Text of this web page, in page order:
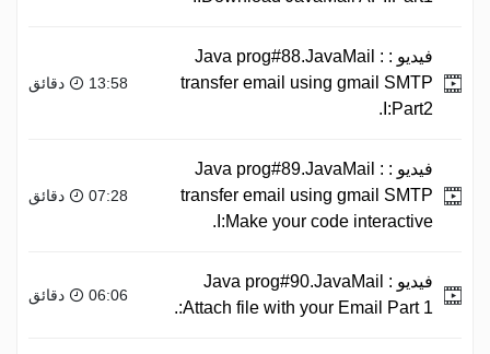
فيديو : Java prog#88.JavaMail :
transfer email using gmail SMTP
I:Part2.
13:58 دقائق
فيديو : Java prog#89.JavaMail :
transfer email using gmail SMTP
I:Make your code interactive.
07:28 دقائق
فيديو : Java prog#90.JavaMail
:Attach file with your Email Part 1.
06:06 دقائق